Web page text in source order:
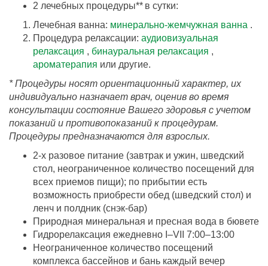
2 лечебных процедуры** в сутки:
Лечебная ванна: минерально-жемчужная ванна .
Процедура релаксации: аудиовизуальная
релаксация , бинауральная релаксация ,
ароматерапия или другие.
* Процедуры носят ориентационный характер, их
индивидуально назначает врач, оценив во время
консультации состояние Вашего здоровья с учетом
показаний и противопоказаний к процедурам.
Процедуры предназначаются для взрослых.
2-х разовое питание (завтрак и ужин, шведский
стол, неограниченное количество посещений для
всех приемов пищи); по прибытии есть
возможность приобрести обед (шведский стол) и
ленч и полдник (снэк-бар)
Природная минеральная и пресная вода в бювете
Гидрорелаксация ежедневно I–VII 7:00–13:00
Неограниченное количество посещений
комплекса бассейнов и бань каждый вечер